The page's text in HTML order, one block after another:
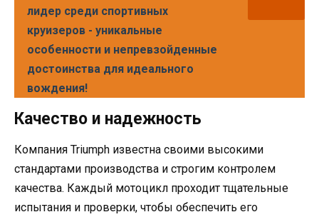
лидер среди спортивных
круизеров - уникальные
особенности и непревзойденные
достоинства для идеального
вождения!
Качество и надежность
Компания Triumph известна своими высокими
стандартами производства и строгим контролем
качества. Каждый мотоцикл проходит тщательные
испытания и проверки, чтобы обеспечить его